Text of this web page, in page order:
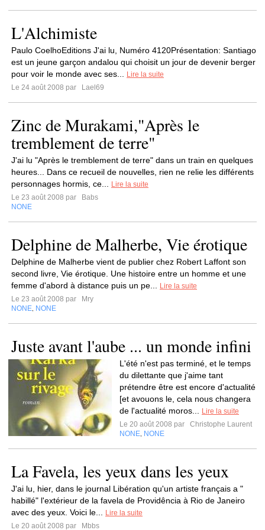
L'Alchimiste
Paulo CoelhoEditions J'ai lu, Numéro 4120Présentation: Santiago
est un jeune garçon andalou qui choisit un jour de devenir berger
pour voir le monde avec ses...
Lire la suite
Le 24 août 2008 par
Lael69
Zinc de Murakami,"Après le
tremblement de terre"
J'ai lu "Après le tremblement de terre" dans un train en quelques
heures... Dans ce recueil de nouvelles, rien ne relie les différents
personnages hormis, ce...
Lire la suite
Le 23 août 2008 par
Babs
NONE
Delphine de Malherbe, Vie érotique
Delphine de Malherbe vient de publier chez Robert Laffont son
second livre, Vie érotique. Une histoire entre un homme et une
femme d'abord à distance puis un pe...
Lire la suite
Le 23 août 2008 par
Mry
NONE NONE
Juste avant l'aube ... un monde infini
L'été n'est pas terminé, et le temps
du dilettante que j'aime tant
prétendre être est encore d'actualité
[et avouons le, cela nous changera
de l'actualité moros...
Lire la suite
Le 20 août 2008 par
Christophe Laurent
NONE NONE
La Favela, les yeux dans les yeux
J'ai lu, hier, dans le journal Libération qu'un artiste français a "
habillé" l'extérieur de la favela de Providência à Rio de Janeiro
avec des yeux. Voici le...
Lire la suite
Le 20 août 2008 par
Mbbs